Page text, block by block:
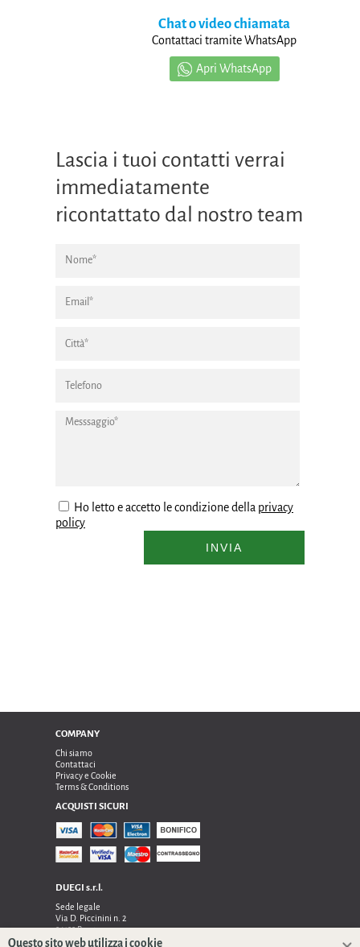
Chat o video chiamata
Contattaci tramite WhatsApp
Apri WhatsApp
Lascia i tuoi contatti verrai
immediatamente
ricontattato dal nostro team
Ho letto e accetto le condizione della privacy
policy
INVIA
COMPANY
Chi siamo
Contattaci
Privacy e Cookie
Terms & Conditions
ACQUISTI SICURI
DUEGI s.r.l.
Sede legale
Via D. Piccinini n. 2
24122 Bergamo
Sede operativa e amministrativa:
Questo sito web utilizza i cookie